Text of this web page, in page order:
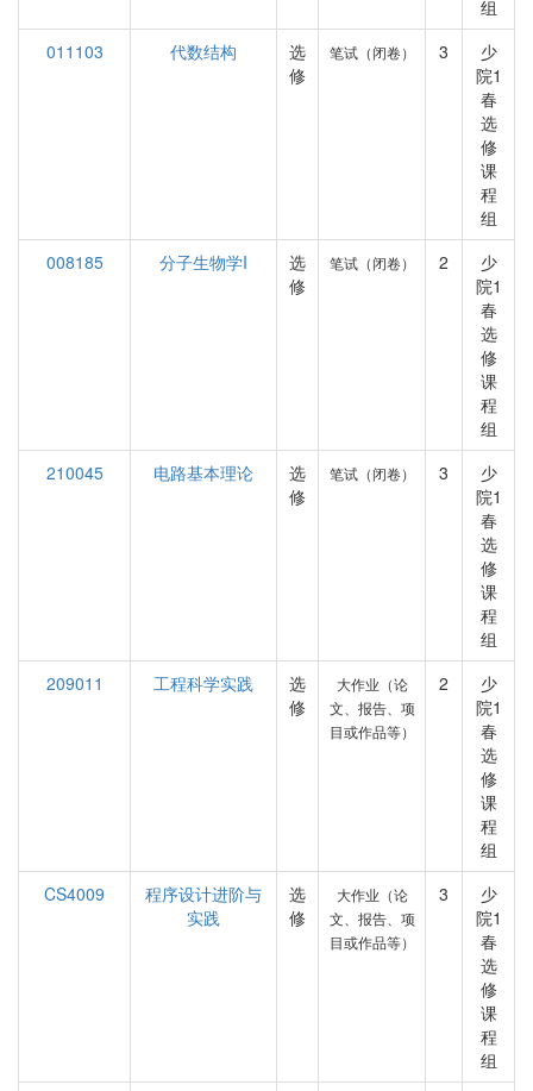
组
011103
代数结构
选
修
笔试（闭卷） 3
少
院1
春
选
修
课
程
组
008185
分子生物学I
选
修
笔试（闭卷） 2
少
院1
春
选
修
课
程
组
210045
电路基本理论
选
修
笔试（闭卷） 3
少
院1
春
选
修
课
程
组
209011
工程科学实践
选
修
大作业（论
文、报告、项
目或作品等）
2
少
院1
春
选
修
课
程
组
CS4009
程序设计进阶与
实践
选
修
大作业（论
文、报告、项
目或作品等）
3
少
院1
春
选
修
课
程
组